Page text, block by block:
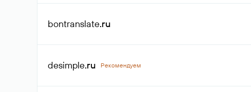
bontranslate.ru
desimple.ru Рекомендуем